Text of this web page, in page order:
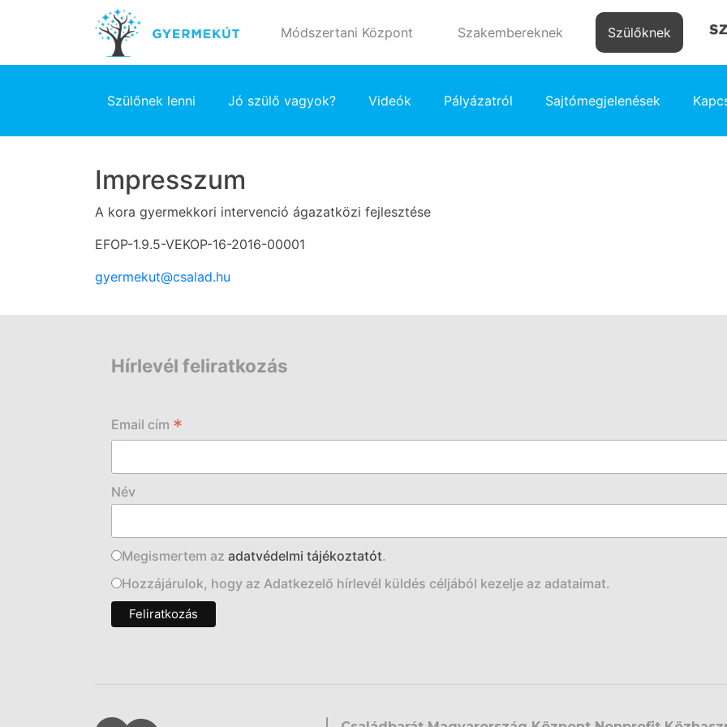
Módszertani Központ Szakembereknek Szülőknek
Szülőnek lenni Jó szülő vagyok? Videók Pályázatról Sajtómegjelenések
Impresszum
A kora gyermekkori intervenció ágazatközi fejlesztése
EFOP-1.9.5-VEKOP-16-2016-00001
gyermekut@csalad.hu
Hírlevél feliratkozás
Email cím *
Név
Megismertem az adatvédelmi tájékoztatót.
Hozzájárulok, hogy az Adatkezelő hírlevél küldés céljából kezelje az adataimat.